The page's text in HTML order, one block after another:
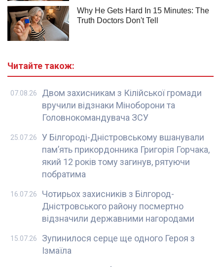
Читайте також:
Двом захисникам з Кілійської громади
вручили відзнаки Міноборони та
Головнокомандувача ЗСУ
07.08.26
У Білгороді-Дністровському вшанували
пам’ять прикордонника Григорія Горчака,
який 12 років тому загинув, рятуючи
побратима
25.07.26
Чотирьох захисників з Білгород-
Дністровського району посмертно
відзначили державними нагородами
16.07.26
Зупинилося серце ще одного Героя з
Ізмаїла
15.07.26